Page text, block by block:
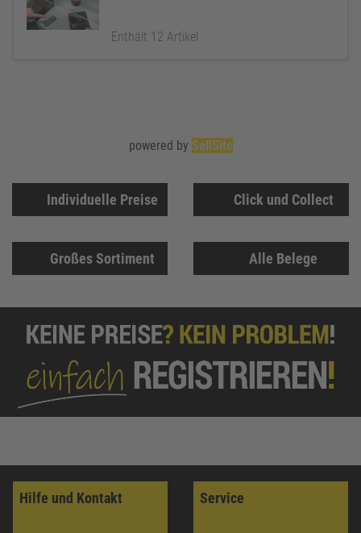
Enthält 12 Artikel
Individuelle Preise Click und Collect
Großes Sortiment Alle Belege
Hilfe und Kontakt Service
powered by SellSite